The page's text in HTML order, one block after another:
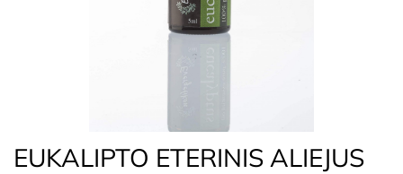
EUKALIPTO ETERINIS ALIEJUS